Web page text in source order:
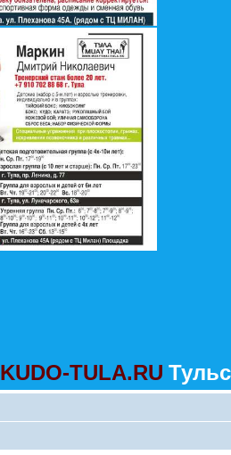
KUDO-TULA.RU